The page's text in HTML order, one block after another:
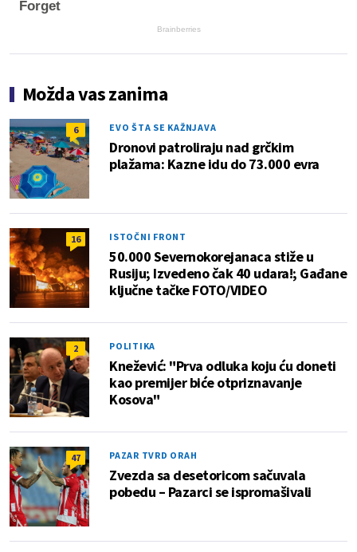
Forget
Brainberries
Možda vas zanima
6 EVO ŠTA SE KAŽNJAVA
Dronovi patroliraju nad grčkim
plažama: Kazne idu do 73.000 evra
16 ISTOČNI FRONT
50.000 Severnokorejanaca stiže u
Rusiju; Izvedeno čak 40 udara!; Gađane
ključne tačke FOTO/VIDEO
2 POLITIKA
Knežević: "Prva odluka koju ću doneti
kao premijer biće otpriznavanje
Kosova"
47 PAZAR TVRD ORAH
Zvezda sa desetoricom sačuvala
pobedu – Pazarci se ispromašivali